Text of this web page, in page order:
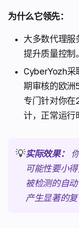
为什么它领先：
大多数代理服
提升质量控制
CyberYozh采
期审核的欧洲
专门针对你
计，正常运行
💡实际效果：
可能性要小
被检测的自
产生显著的复